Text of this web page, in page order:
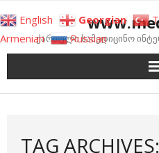
to
contentქართული სამედიცინო
TAG
English Georgian
Armenian
Russian